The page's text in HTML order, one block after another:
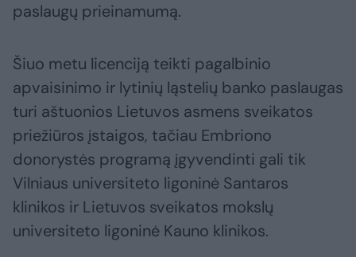
paslaugų prieinamumą.
Šiuo metu licenciją teikti pagalbinio
apvaisinimo ir lytinių ląstelių banko paslaugas
turi aštuonios Lietuvos asmens sveikatos
priežiūros įstaigos, tačiau Embriono
donorystės programą įgyvendinti gali tik
Vilniaus universiteto ligoninė Santaros
klinikos ir Lietuvos sveikatos mokslų
universiteto ligoninė Kauno klinikos.